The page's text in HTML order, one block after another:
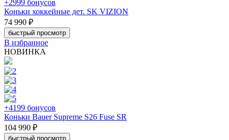
+2999 бонусов
Коньки хоккейные дет. SK VIZION
74 990 ₽
быстрый просмотр
В избранное
НОВИНКА
+4199 бонусов
Коньки Bauer Supreme S26 Fuse SR
104 990 ₽
быстрый просмотр